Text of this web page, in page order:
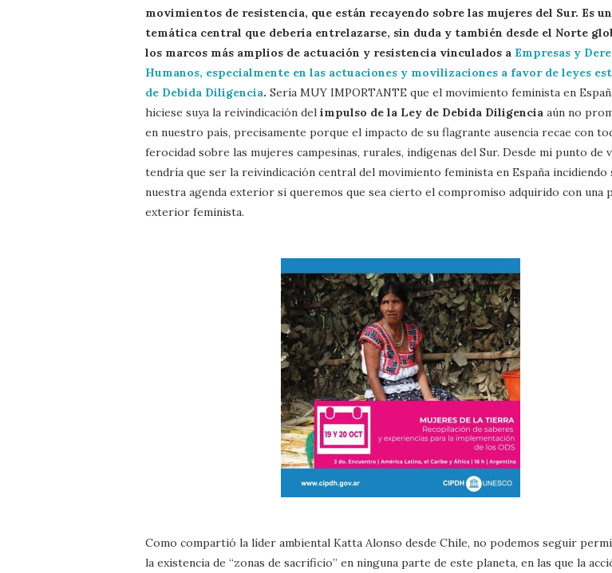
movimientos de resistencia, que están recayendo sobre las mujeres del Sur. Es
temática central que debería entrelazarse, sin duda y también desde el Norte
los marcos más amplios de actuación y resistencia vinculados a Empresas y
Humanos, especialmente en las actuaciones y movilizaciones a favor de leyes
de Debida Diligencia. Sería MUY IMPORTANTE que el movimiento feminista en
hiciese suya la reivindicación del impulso de la Ley de Debida Diligencia aún no
en nuestro país, precisamente porque el impacto de su flagrante ausencia recae con
ferocidad sobre las mujeres campesinas, rurales, indígenas del Sur. Desde mi punto de
tendría que ser la reivindicación central del movimiento feminista en España incidiendo
nuestra agenda exterior si queremos que sea cierto el compromiso adquirido con una
exterior feminista.
Como compartió la líder ambiental Katta Alonso desde Chile, no podemos seguir
la existencia de “zonas de sacrificio” en ninguna parte de este planeta, en las que la